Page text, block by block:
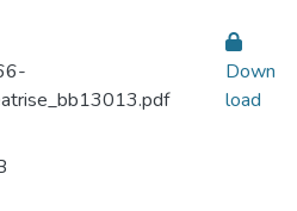
Down
load